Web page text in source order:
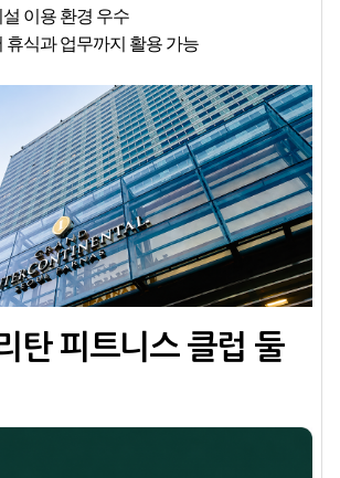
설 이용 환경 우수
휴식과 업무까지 활용 가능
탄 피트니스 클럽 둘